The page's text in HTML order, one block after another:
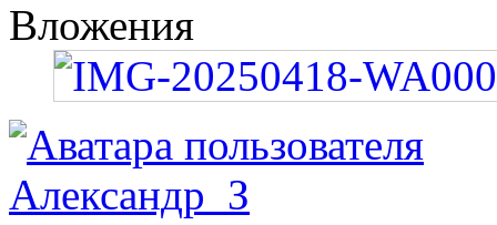
Вложения
Александр_З